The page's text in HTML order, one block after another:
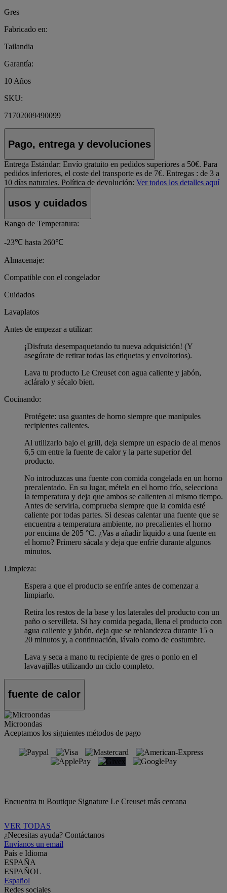
Gres
Fabricado en:
Tailandia
Garantía:
10 Años
SKU:
71702009490099
Pago, entrega y devoluciones
Entrega Estándar: Envío gratuito en pedidos superiores a 50€. Para
pedidos inferiores, el coste del transporte es de 7€. Entregas : de 3 a
10 días naturales. Política de devolución: Ver todos los detalles aquí
usos y cuidados
Rango de Temperatura:
-23℃ hasta 260℃
Almacenaje:
Compatible con el congelador
Cuidados
Lavaplatos
Antes de empezar a utilizar:
¡Disfruta desempaquetando tu nueva adquisición! (Y
asegúrate de retirar todas las etiquetas y envoltorios).
Lava tu producto Le Creuset con agua caliente y jabón,
acláralo y sécalo bien.
Cocinando:
Protégete: usa guantes de horno siempre que manipules
recipientes calientes.
Al utilizarlo bajo el grill, deja siempre un espacio de al menos
6,5 cm entre la fuente de calor y la parte superior del
producto.
No introduzcas una fuente con comida congelada en un horno
precalentado. En su lugar, métela en el horno frío, selecciona
la temperatura y deja que ambos se calienten al mismo tiempo.
Antes de servirla, comprueba siempre que la comida esté
caliente por todas partes. Si deseas calentar una fuente que se
encuentra a temperatura ambiente, no precalientes el horno
por encima de 205 °C. ¿Vas a añadir líquido a una fuente en
el horno? Primero sácala y deja que enfríe durante algunos
minutos.
Limpieza:
Espera a que el producto se enfríe antes de comenzar a
limpiarlo.
Retira los restos de la base y los laterales del producto con un
paño o servilleta. Si hay comida pegada, llena el producto con
agua caliente y jabón, deja que se reblandezca durante 15 o
20 minutos y, a continuación, lávalo como de costumbre.
Lava y seca a mano tu recipiente de gres o ponlo en el
lavavajillas utilizando un ciclo completo.
fuente de calor
Microondas
Aceptamos los siguientes métodos de pago
Encuentra tu Boutique Signature Le Creuset más cercana
VER TODAS
¿Necesitas ayuda? Contáctanos
Envíanos un email
País e Idioma
ESPAÑA
ESPAÑOL
Español
Redes sociales